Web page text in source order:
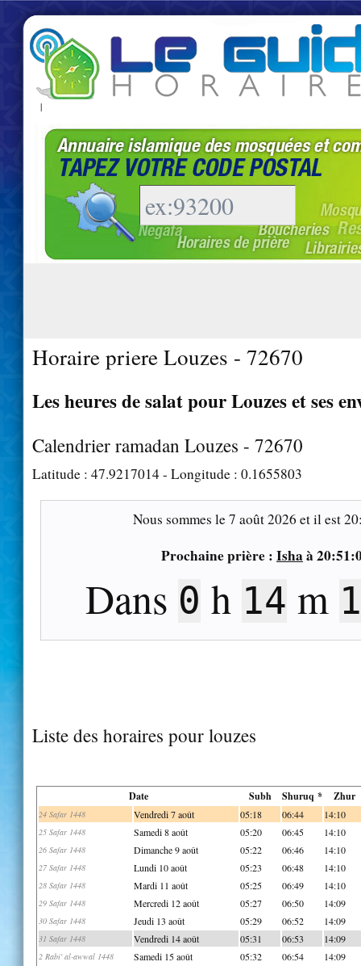
|
Horaire priere Louzes - 72670
Les heures de salat pour Louzes et ses
Calendrier ramadan Louzes - 72670
Latitude : 47.9217014- Longitude : 0.1655803
Nous sommes le7 août 2026 et il est
Prochaine prière : Isha à
Dans 0 h 14 m
Liste des horaires pour louzes
Date Subh Shuruq * Zhur
24 Safar 1448 Vendredi 7 août 05:18 06:44 14:10
25 Safar 1448 Samedi 8 août 05:20 06:45 14:10
26 Safar 1448 Dimanche 9 août 05:22 06:46 14:10
27 Safar 1448 Lundi 10 août 05:23 06:48 14:10
28 Safar 1448 Mardi 11 août 05:25 06:49 14:10
29 Safar 1448 Mercredi 12 août 05:27 06:50 14:09
30 Safar 1448 Jeudi 13 août 05:29 06:52 14:09
31 Safar 1448 Vendredi 14 août 05:31 06:53 14:09
2 Rabi' al-awwal 1448 Samedi 15 août 05:32 06:54 14:09